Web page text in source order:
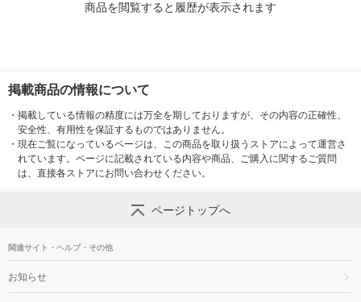
商品を閲覧すると履歴が表示されます
掲載商品の情報について
・ 掲載している情報の精度には万全を期しておりますが、その内容の正確性、
安全性、有用性を保証するものではありません。
・ 現在ご覧になっているページは、この商品を取り扱うストアによって運営さ
れています。ページに記載されている内容や商品、ご購入に関するご質問
は、直接各ストアにお問い合わせください。
ページトップへ
関連サイト・ヘルプ・その他
お知らせ